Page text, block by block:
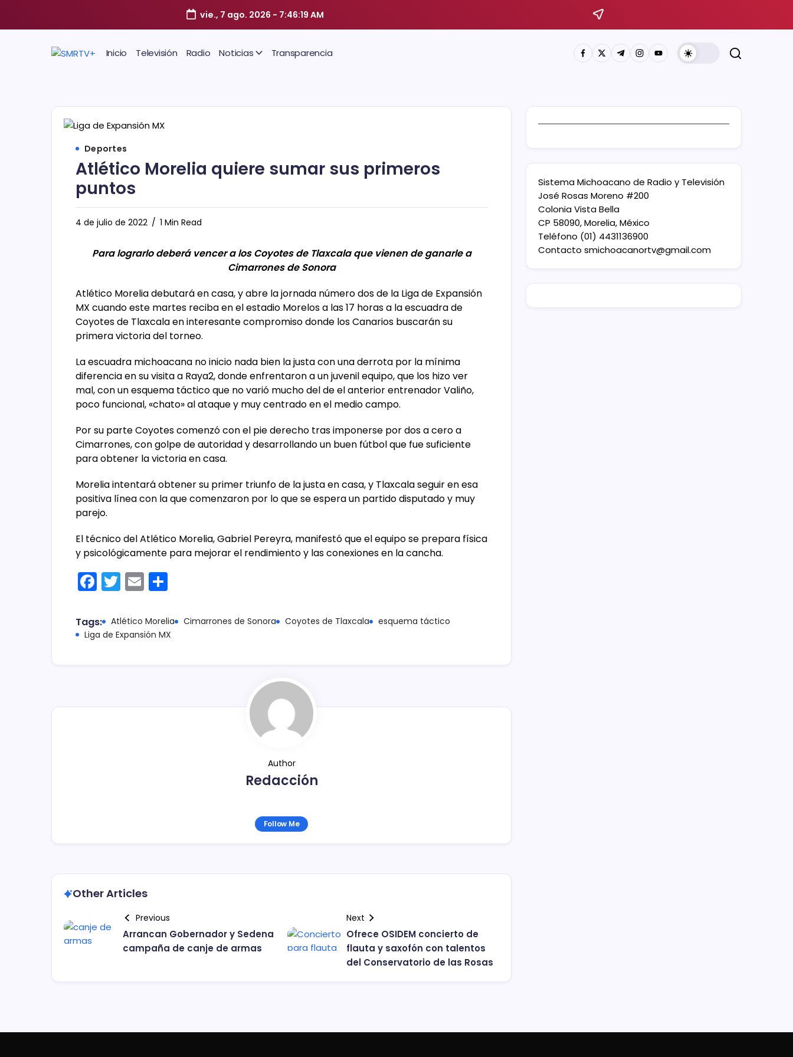
vie., 7 ago. 2026 - 7:46:20 AM
Inicio Televisión Radio Noticias Transparencia
Deportes
Atlético Morelia quiere sumar sus primeros
puntos
4 de julio de 2022 1 Min Read
Para lograrlo deberá vencer a los Coyotes de Tlaxcala que vienen de ganarle a
Cimarrones de Sonora
Atlético Morelia debutará en casa, y abre la jornada número dos de la Liga de Expansión
MX cuando este martes reciba en el estadio Morelos a las 17 horas a la escuadra de
Coyotes de Tlaxcala en interesante compromiso donde los Canarios buscarán su
primera victoria del torneo.
La escuadra michoacana no inicio nada bien la justa con una derrota por la mínima
diferencia en su visita a Raya2, donde enfrentaron a un juvenil equipo, que los hizo ver
mal, con un esquema táctico que no varió mucho del de el anterior entrenador Valiño,
poco funcional, «chato» al ataque y muy centrado en el medio campo.
Por su parte Coyotes comenzó con el pie derecho tras imponerse por dos a cero a
Cimarrones, con golpe de autoridad y desarrollando un buen fútbol que fue suficiente
para obtener la victoria en casa.
Morelia intentará obtener su primer triunfo de la justa en casa, y Tlaxcala seguir en esa
positiva línea con la que comenzaron por lo que se espera un partido disputado y muy
parejo.
El técnico del Atlético Morelia, Gabriel Pereyra, manifestó que el equipo se prepara física
y psicológicamente para mejorar el rendimiento y las conexiones en la cancha.
F
a
c
e
T
w
itt
er
E
m
ai
l
m
p
Tags: Atlético Morelia Cimarrones de Sonora Coyotes de Tlaxcala
esquema táctico
Liga de Expansión MX
Author
Redacción
Follow Me
Other Articles
Previous
Arrancan Gobernador y Sedena
campaña de canje de armas
Next
Ofrece OSIDEM concierto de
flauta y saxofón con talentos
del Conservatorio de las Rosas
Sistema Michoacano de Radio y Televisión
José Rosas Moreno #200
Colonia Vista Bella
CP 58090, Morelia, México
Teléfono (01) 4431136900
Contacto smichoacanortv@gmail.com